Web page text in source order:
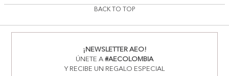
BACK TO TOP
¡NEWSLETTER AEO!
ÚNETE A#AECOLOMBIA
Y RECIBE UN REGALO ESPECIAL